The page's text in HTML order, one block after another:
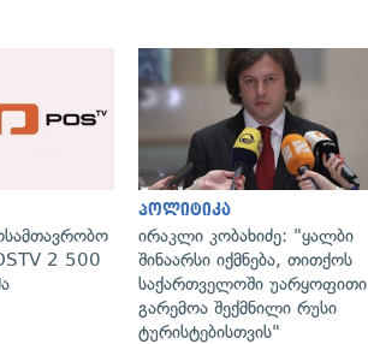
2 500
პოლიტიკა
ირაკლი კობახიძე: "ყალბი
შინაარსი იქმნება, თითქოს
საქართველოში უარყოფითი
გარემოა შექმნილი რუსი
ტურისტებისთვის"